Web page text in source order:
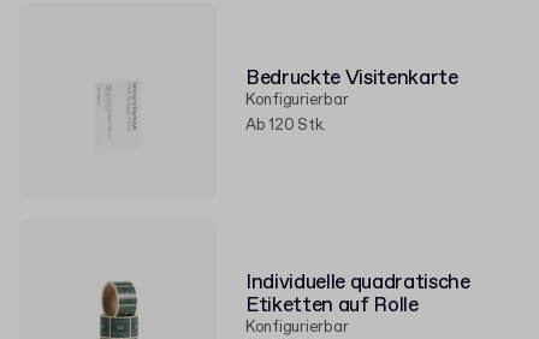
Bedruckte Visitenkarte
Konfigurierbar
Ab 120 Stk.
Individuelle quadratische
Etiketten auf Rolle
Konfigurierbar